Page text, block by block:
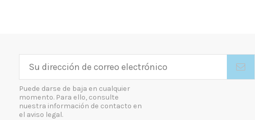
Puede darse de baja en cualquier
momento. Para ello, consulte
nuestra información de contacto en
el aviso legal.